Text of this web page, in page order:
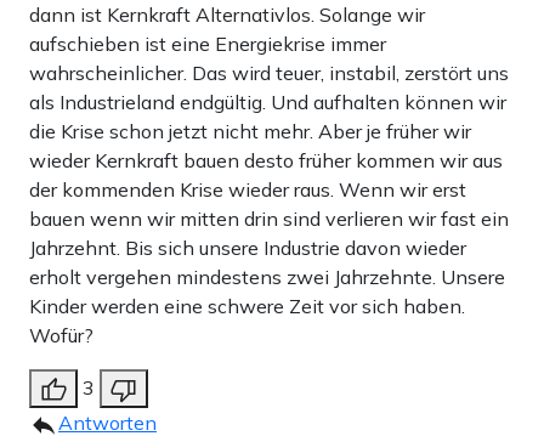
dann ist Kernkraft Alternativlos. Solange wir
aufschieben ist eine Energiekrise immer
wahrscheinlicher. Das wird teuer, instabil, zerstört uns
als Industrieland endgültig. Und aufhalten können wir
die Krise schon jetzt nicht mehr. Aber je früher wir
wieder Kernkraft bauen desto früher kommen wir aus
der kommenden Krise wieder raus. Wenn wir erst
bauen wenn wir mitten drin sind verlieren wir fast ein
Jahrzehnt. Bis sich unsere Industrie davon wieder
erholt vergehen mindestens zwei Jahrzehnte. Unsere
Kinder werden eine schwere Zeit vor sich haben.
Wofür?
3
Antworten